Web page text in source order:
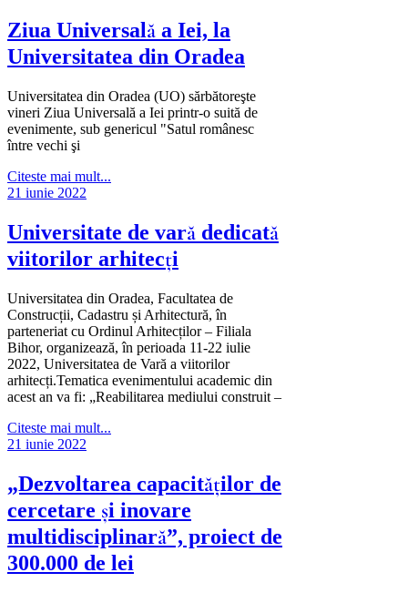
Ziua Universală a Iei, la
Universitatea din Oradea
Universitatea din Oradea (UO) sărbătoreşte
vineri Ziua Universală a Iei printr-o suită de
evenimente, sub genericul "Satul românesc
între vechi şi
Citeste mai mult...
21 iunie 2022
Universitate de vară dedicată
viitorilor arhitecți
Universitatea din Oradea, Facultatea de
Construcții, Cadastru și Arhitectură, în
parteneriat cu Ordinul Arhitecților – Filiala
Bihor, organizează, în perioada 11-22 iulie
2022, Universitatea de Vară a viitorilor
arhitecți.Tematica evenimentului academic din
acest an va fi: „Reabilitarea mediului construit –
Citeste mai mult...
21 iunie 2022
„Dezvoltarea capacităţilor de
cercetare şi inovare
multidisciplinară”, proiect de
300.000 de lei